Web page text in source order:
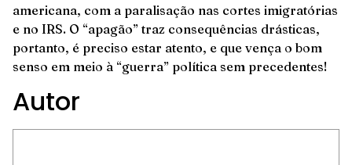
americana, com a paralisação nas cortes imigratórias
e no IRS. O “apagão” traz consequências drásticas,
portanto, é preciso estar atento, e que vença o bom
senso em meio à “guerra” política sem precedentes!
Autor